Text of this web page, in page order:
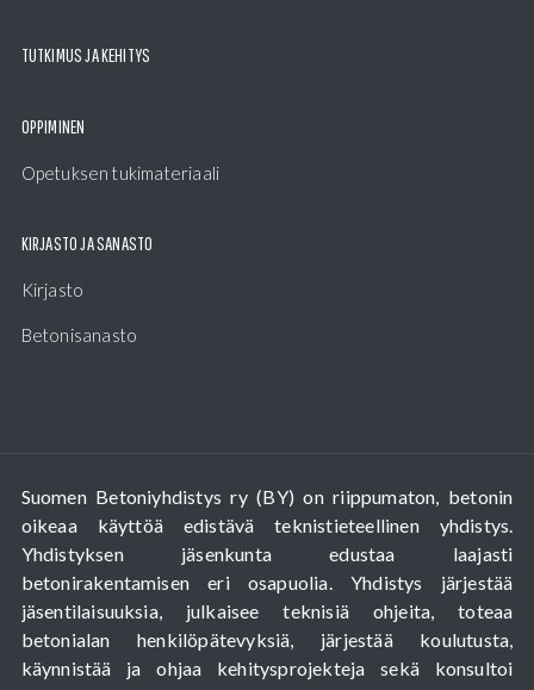
TUTKIMUS JA KEHITYS
OPPIMINEN
Opetuksen tukimateriaali
KIRJASTO JA SANASTO
Kirjasto
Betonisanasto
Suomen Betoniyhdistys ry (BY) on riippumaton, betonin
oikeaa käyttöä edistävä teknistieteellinen yhdistys.
Yhdistyksen jäsenkunta edustaa laajasti
betonirakentamisen eri osapuolia. Yhdistys järjestää
jäsentilaisuuksia, julkaisee teknisiä ohjeita, toteaa
betonialan henkilöpätevyksiä, järjestää koulutusta,
käynnistää ja ohjaa kehitysprojekteja sekä konsultoi